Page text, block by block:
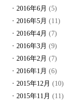
2016年6月 (5)
2016年5月 (11)
2016年4月 (7)
2016年3月 (9)
2016年2月 (7)
2016年1月 (6)
2015年12月 (10)
2015年11月 (11)